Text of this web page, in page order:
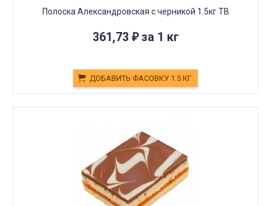
Полоска Александровская с черникой 1.5кг ТВ
361,73 ₽за 1 кг
ДОБАВИТЬ ФАСОВКУ 1.5 КГ